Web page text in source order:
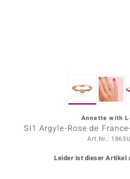
Annette with
SI1 Argyle-Rose de
Art.Nr.:
Leider ist dieser Artikel